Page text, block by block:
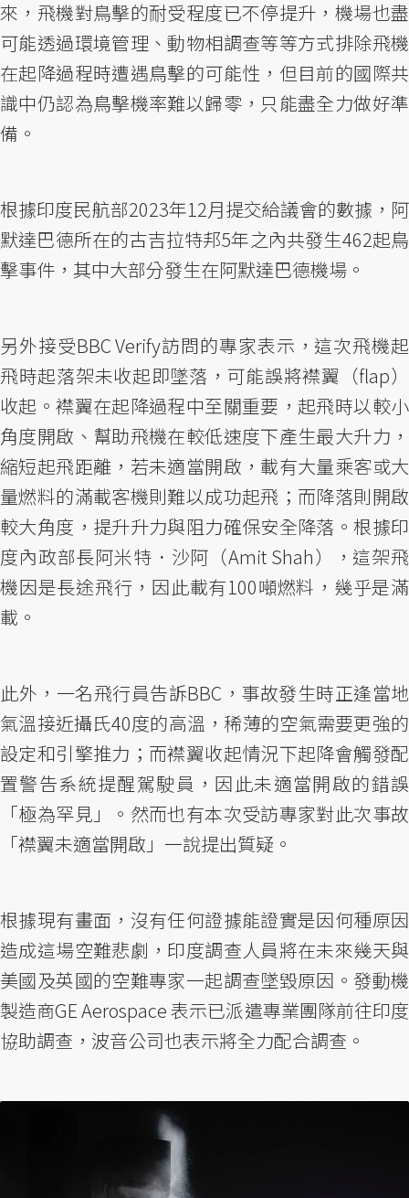
來，飛機對鳥擊的耐受程度已不停提升，機場也盡
可能透過環境管理、動物相調查等等方式排除飛機
在起降過程時遭遇鳥擊的可能性，但目前的國際共
識中仍認為鳥擊機率難以歸零，只能盡全力做好準
備。
根據印度民航部2023年12月提交給議會的數據，阿
默達巴德所在的古吉拉特邦5年之內共發生462起鳥
擊事件，其中大部分發生在阿默達巴德機場。
另外接受BBC Verify訪問的專家表示，這次飛機起
飛時起落架未收起即墜落，可能誤將襟翼（flap）
收起。襟翼在起降過程中至關重要，起飛時以較小
角度開啟、幫助飛機在較低速度下產生最大升力，
縮短起飛距離，若未適當開啟，載有大量乘客或大
量燃料的滿載客機則難以成功起飛；而降落則開啟
較大角度，提升升力與阻力確保安全降落。根據印
度內政部長阿米特．沙阿（Amit Shah），這架飛
機因是長途飛行，因此載有100噸燃料，幾乎是滿
載。
此外，一名飛行員告訴BBC，事故發生時正逢當地
氣溫接近攝氏40度的高溫，稀薄的空氣需要更強的
設定和引擎推力；而襟翼收起情況下起降會觸發配
置警告系統提醒駕駛員，因此未適當開啟的錯誤
「極為罕見」。然而也有本次受訪專家對此次事故
「襟翼未適當開啟」一說提出質疑。
根據現有畫面，沒有任何證據能證實是因何種原因
造成這場空難悲劇，印度調查人員將在未來幾天與
美國及英國的空難專家一起調查墜毀原因。發動機
製造商GE Aerospace 表示已派遣專業團隊前往印度
協助調查，波音公司也表示將全力配合調查。